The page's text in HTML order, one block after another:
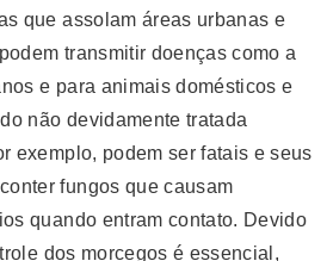
que assolam áreas urbanas e
transmitir doenças como a
e para animais domésticos e
não devidamente tratada
exemplo, podem ser fatais e seus
fungos que causam
quando entram contato. Devido
dos morcegos é essencial,